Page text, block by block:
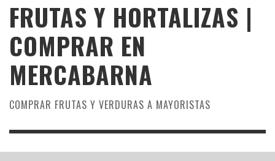
FRUTAS Y HORTALIZAS |
COMPRAR EN
MERCABARNA
COMPRAR FRUTAS Y VERDURAS A MAYORISTAS